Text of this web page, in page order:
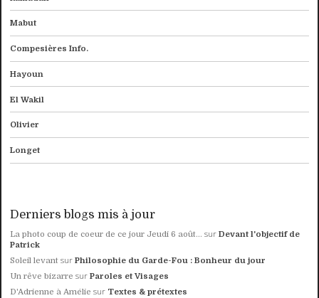
Mabut
Compesières Info.
Hayoun
El Wakil
Olivier
Longet
Derniers blogs mis à jour
La photo coup de coeur de ce jour Jeudi 6 août... surDevant l'objectif de
Patrick
Soleil levant surPhilosophie du Garde-Fou : Bonheur du jour
Un rêve bizarre surParoles et Visages
D'Adrienne à Amélie sur Textes & prétextes